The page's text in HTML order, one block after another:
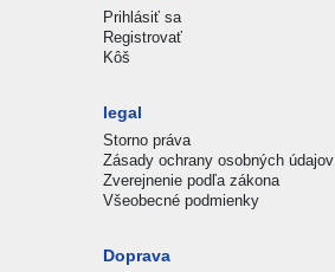
Prihlásiť sa
Registrovať
Kôš
legal
Storno práva
Zásady ochrany osobných údajov
Zverejnenie podľa zákona
Všeobecné podmienky
Doprava